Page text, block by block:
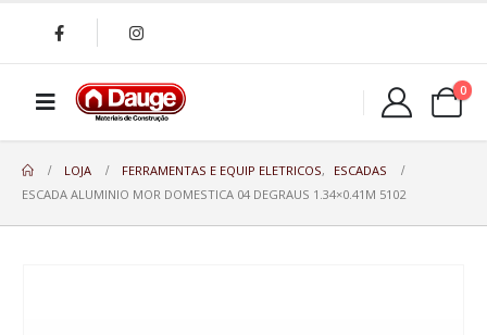
0
LOJA FERRAMENTAS E EQUIP ELETRICOS,
ESCADAS
ESCADA ALUMINIO MOR DOMESTICA 04 DEGRAUS 1.34×0.41M 5102